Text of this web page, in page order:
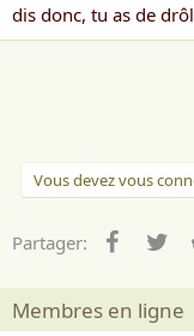
dis donc, tu as de
Vous devez vous
Partager:
Membres en ligne